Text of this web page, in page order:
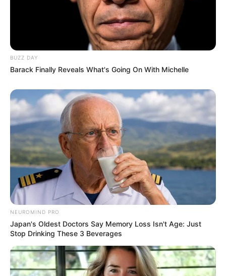
BUZZ DAY
Barack Finally Reveals What's Going On With Michelle
NEUROMIND PRO
Japan's Oldest Doctors Say Memory Loss Isn't Age: Just
Stop Drinking These 3 Beverages